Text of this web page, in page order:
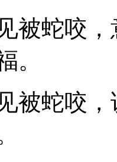
被蛇咬
。
被蛇咬